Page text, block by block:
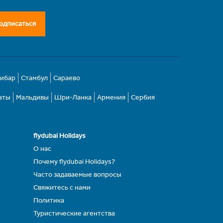
Стамбул Сараево
Мальдивы Шри-Ланка Армения Сербия
flydubai Holidays
О нас
Почему flydubai Holidays?
Часто задаваемые вопросы
Свяжитесь с нами
Политика
Туристические агентства